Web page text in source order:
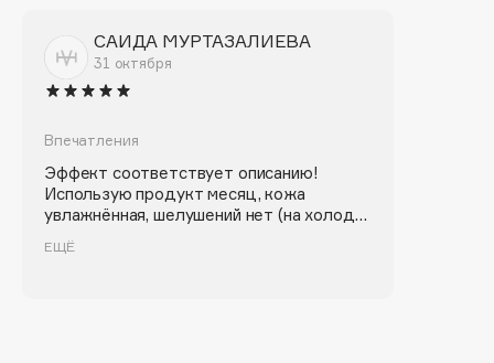
Blanx
Blistex
Bobbi Brown
BOOMSHOP
BORK
САИДА МУРТАЗАЛИЕВА
31 октября
Впечатления
Эффект соответствует описанию!
Использую продукт месяц, кожа
увлажнённая, шелушений нет (на холод
обычно бывает реакция). В нанесении
приятен, ложится ровным слоем, быстро
ЕЩЁ